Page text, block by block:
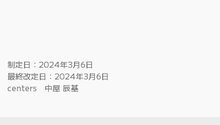
制定日：2024年3月6日
最終改定日：2024年3月6日
centers 中屋 辰基